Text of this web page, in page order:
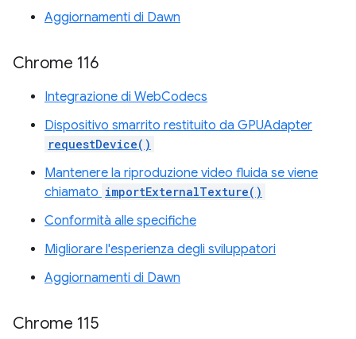
Aggiornamenti di Dawn
Chrome 116
Integrazione di WebCodecs
Dispositivo smarrito restituito da GPUAdapter
requestDevice()
Mantenere la riproduzione video fluida se viene
chiamato importExternalTexture()
Conformità alle specifiche
Migliorare l'esperienza degli sviluppatori
Aggiornamenti di Dawn
Chrome 115